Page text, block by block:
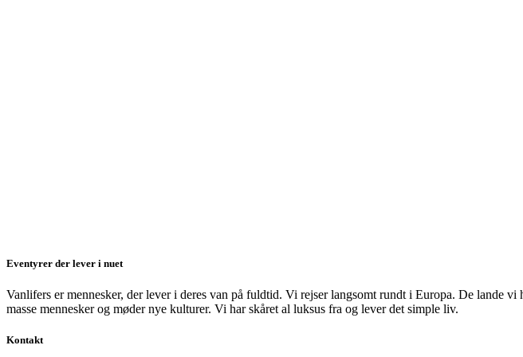
Eventyrer der lever i nuet
Vanlifers er mennesker, der lever i deres van på fuldtid. Vi rejser langsomt rundt i Europa. De lande
masse mennesker og møder nye kulturer. Vi har skåret al luksus fra og lever det simple liv.
Kontakt